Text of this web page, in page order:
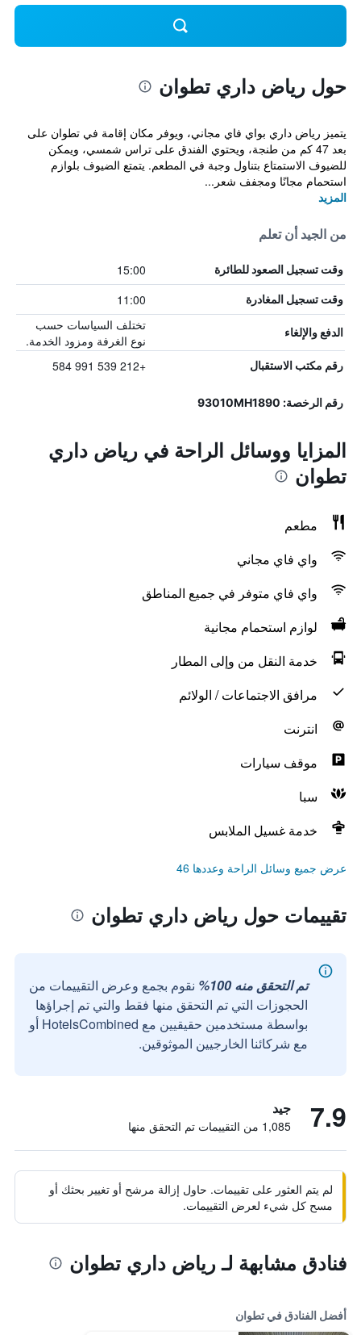
حول رياض داري تطوان
يتميز رياض داري بواي فاي مجاني، ويوفر مكان إقامة في تطوان على
بعد 47 كم من طنجة، ويحتوي الفندق على تراس شمسي، ويمكن
للضيوف الاستمتاع بتناول وجبة في المطعم. يتمتع الضيوف بلوازم
استحمام مجانًا ومجفف شعر...
المزيد
من الجيد أن تعلم
وقت تسجيل الصعود للطائرة 15:00
وقت تسجيل المغادرة 11:00
الدفع والإلغاء
تختلف السياسات حسب
نوع الغرفة ومزود الخدمة.
رقم مكتب الاستقبال +212 539 991 584
رقم الرخصة: 93010MH1890
المزايا ووسائل الراحة في رياض داري
تطوان
مطعم
واي فاي مجاني
واي فاي متوفر في جميع المناطق
لوازم استحمام مجانية
خدمة النقل من وإلى المطار
مرافق الاجتماعات / الولائم
انترنت
موقف سيارات
سبا
خدمة غسيل الملابس
عرض جميع وسائل الراحة وعددها 46
تقييمات حول رياض داري تطوان
تم التحقق منه 100%
نقوم بجمع وعرض التقييمات من
الحجوزات التي تم التحقق منها فقط والتي تم إجراؤها
بواسطة مستخدمين حقيقيين مع HotelsCombined أو
مع شركائنا الخارجيين الموثوقين.
7.9 جيد
1,085 من التقييمات تم التحقق منها
لم يتم العثور على تقييمات. حاول إزالة مرشح أو تغيير بحثك أو
مسح كل شيء لعرض التقييمات.
فنادق مشابهة لـ رياض داري تطوان
أفضل الفنادق في تطوان